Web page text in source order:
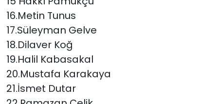
16.Metin Tunus
17.Süleyman Gelve
18.Dilaver Koğ
19.Halil Kabasakal
20.Mustafa Karakaya
21.İsmet Dutar